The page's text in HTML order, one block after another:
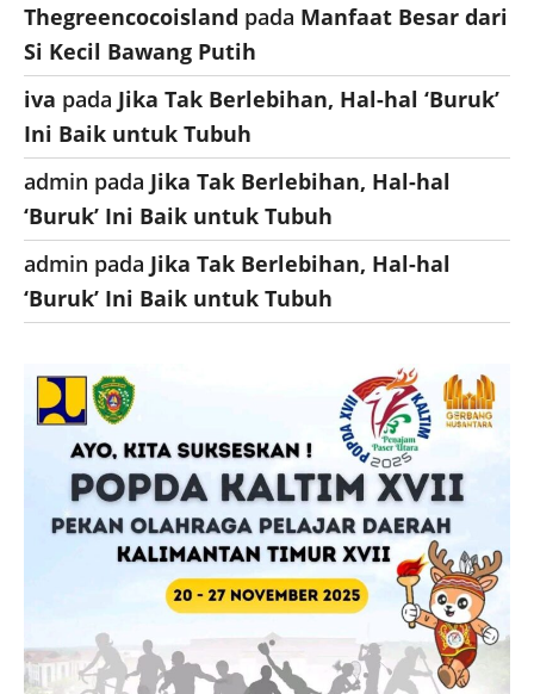
Thegreencocoisland pada Manfaat Besar dari
Si Kecil Bawang Putih
iva pada Jika Tak Berlebihan, Hal-hal ‘Buruk’
Ini Baik untuk Tubuh
admin pada Jika Tak Berlebihan, Hal-hal
‘Buruk’ Ini Baik untuk Tubuh
admin pada Jika Tak Berlebihan, Hal-hal
‘Buruk’ Ini Baik untuk Tubuh